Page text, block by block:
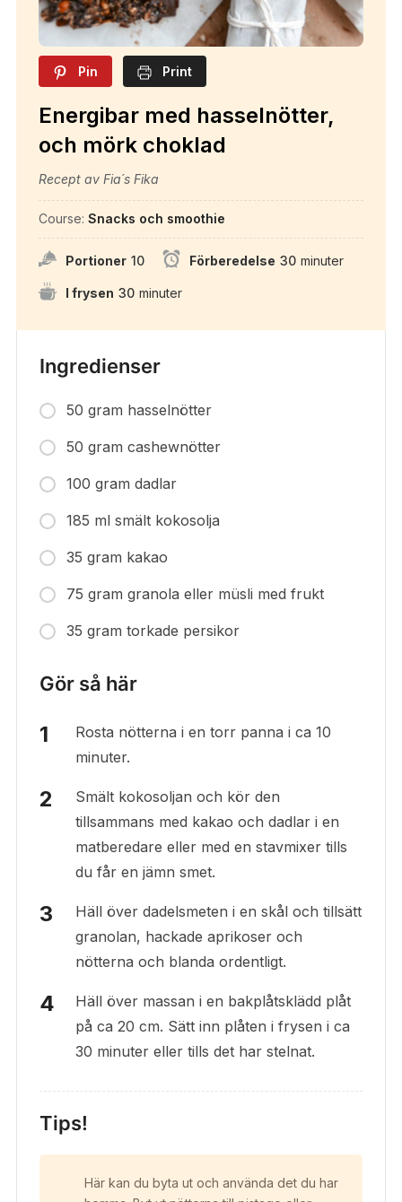
Pin Print
Energibar med hasselnötter,
och mörk choklad
Recept av Fia´s Fika
Course: Snacks och smoothie
Portioner 10 Förberedelse 30 minuter
I frysen 30 minuter
Ingredienser
50 gram hasselnötter
50 gram cashewnötter
100 gram dadlar
185 ml smält kokosolja
35 gram kakao
75 gram granola eller müsli med frukt
35 gram torkade persikor
Gör så här
Rosta nötterna i en torr panna i ca 10
minuter.
Smält kokosoljan och kör den
tillsammans med kakao och dadlar i en
matberedare eller med en stavmixer tills
du får en jämn smet.
Häll över dadelsmeten i en skål och tillsätt
granolan, hackade aprikoser och
nötterna och blanda ordentligt.
Häll över massan i en bakplåtsklädd plåt
på ca 20 cm. Sätt inn plåten i frysen i ca
30 minuter eller tills det har stelnat.
Tips!
Här kan du byta ut och använda det du har